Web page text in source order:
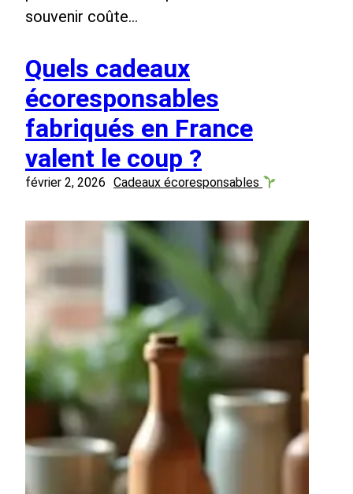
souvenir coûte…
Quels cadeaux
écoresponsables
fabriqués en France
valent le coup ?
février 2, 2026 Cadeaux écoresponsables